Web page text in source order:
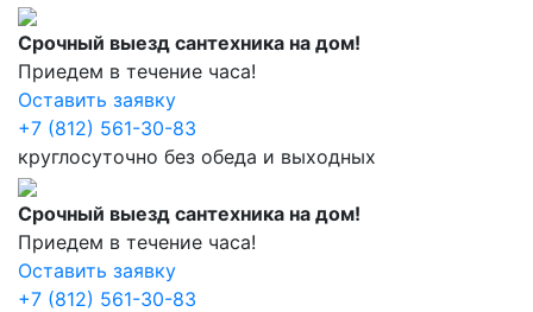
Срочный выезд сантехника на дом!
Приедем в течение часа!
Оставить заявку
+7 (812) 561-30-83
круглосуточно без обеда и выходных
Срочный выезд сантехника на дом!
Приедем в течение часа!
Оставить заявку
+7 (812) 561-30-83